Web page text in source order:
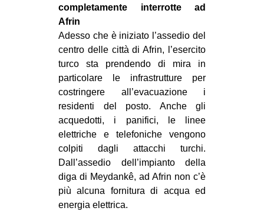
completamente interrotte ad
Afrin
Adesso che è iniziato l’assedio del
centro delle città di Afrin, l’esercito
turco sta prendendo di mira in
particolare le infrastrutture per
costringere all’evacuazione i
residenti del posto. Anche gli
acquedotti, i panifici, le linee
elettriche e telefoniche vengono
colpiti dagli attacchi turchi.
Dall’assedio dell’impianto della
diga di Meydankê, ad Afrin non c’è
più alcuna fornitura di acqua ed
energia elettrica.